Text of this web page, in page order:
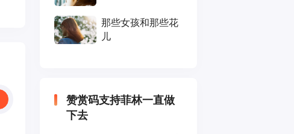
那些女孩和那些花
儿
赞赏码支持菲林一直做
下去